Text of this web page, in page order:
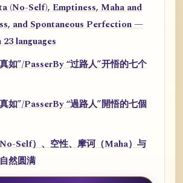
(No-Self), Emptiness, Maha and
and Spontaneous Perfection —
languages
如”/PasserBy “过路人”开悟的七个
如”/PasserBy “過路人”開悟的七個
Self）、空性、摩诃（Maha）与
然圆满